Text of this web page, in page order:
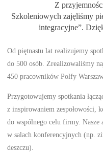
Z
Szkoleniowych zajęliśmy
integracyjne”.
Od piętnastu lat realizujemy
do 500 osób. Zrealizowaliśmy
450 pracowników Polfy
Przygotowujemy spotkania
z inspirowaniem zespołowości,
do wspólnego celu firmy.
w salach konferencyjnych (np.
deszczu).